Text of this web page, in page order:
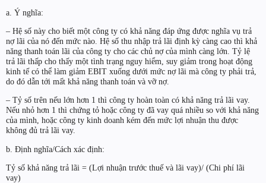
a. Ý nghĩa:
– Hệ số này cho biết một công ty có khả năng đáp ứng được nghĩa vụ trả
nợ lãi của nó đến mức nào. Hệ số thu nhập trả lãi định kỳ càng cao thì khả
năng thanh toán lãi của công ty cho các chủ nợ của mình càng lớn. Tỷ lệ
trả lãi thấp cho thấy một tình trạng nguy hiểm, suy giảm trong hoạt động
kinh tế có thể làm giảm EBIT xuống dưới mức nợ lãi mà công ty phải trả,
do đó dẫn tới mất khả năng thanh toán và vỡ nợ.
– Tỷ số trên nếu lớn hơn 1 thì công ty hoàn toàn có khả năng trả lãi vay.
Nếu nhỏ hơn 1 thì chứng tỏ hoặc công ty đã vay quá nhiều so với khả năng
của mình, hoặc công ty kinh doanh kém đến mức lợi nhuận thu được
không đủ trả lãi vay.
b. Định nghĩa/Cách xác định:
Tỷ số khả năng trả lãi = (Lợi nhuận trước thuế và lãi vay)/ (Chi phí lãi
vay)